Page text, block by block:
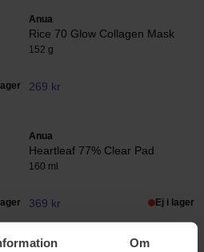
Om
Anua
Rice 70 Glow Collagen Mask
152 g
269 kr
Anua
Heartleaf 77% Clear Pad
160 ml
369 kr Ej i lager